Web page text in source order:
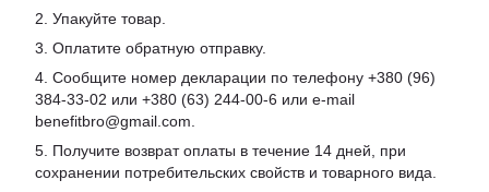
2. Упакуйте товар.
3. Оплатите обратную отправку.
4. Сообщите номер декларации по телефону +380 (96)
384-33-02 или +380 (63) 244-00-6 или e-mail
benefitbro@gmail.com.
5. Получите возврат оплаты в течение 14 дней, при
сохранении потребительских свойств и товарного вида.